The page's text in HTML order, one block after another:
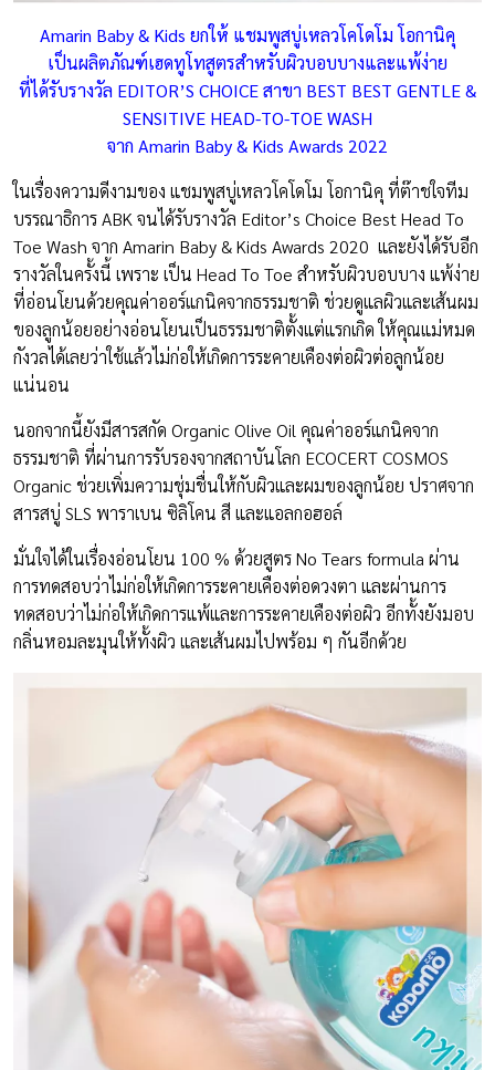
Amarin Baby & Kids ยกให้ แชมพูสบู่เหลวโคโดโม โอกานิคุ
เป็นผลิตภัณฑ์เฮดทูโทสูตรสำหรับผิวบอบบางและแพ้ง่าย
ที่ได้รับรางวัล EDITOR’S CHOICE สาขา BEST BEST GENTLE &
SENSITIVE HEAD-TO-TOE WASH
จาก Amarin Baby & Kids Awards 2022
ในเรื่องความดีงามของ แชมพูสบู่เหลวโคโดโม โอกานิคุ ที่ต๊าชใจทีม
บรรณาธิการ ABK จนได้รับรางวัล Editor’s Choice Best Head To
Toe Wash จาก Amarin Baby & Kids Awards 2020 และยังได้รับอีก
รางวัลในครั้งนี้ เพราะ เป็น Head To Toe สำหรับผิวบอบบาง แพ้ง่าย
ที่อ่อนโยนด้วยคุณค่าออร์แกนิคจากธรรมชาติ ช่วยดูแลผิวและเส้นผม
ของลูกน้อยอย่างอ่อนโยนเป็นธรรมชาติตั้งแต่แรกเกิด ให้คุณแม่หมด
กังวลได้เลยว่าใช้แล้วไม่ก่อให้เกิดการระคายเคืองต่อผิวต่อลูกน้อย
แน่นอน
นอกจากนี้ยังมีสารสกัด Organic Olive Oil คุณค่าออร์แกนิคจาก
ธรรมชาติ ที่ผ่านการรับรองจากสถาบันโลก ECOCERT COSMOS
Organic ช่วยเพิ่มความชุ่มชื่นให้กับผิวและผมของลูกน้อย ปราศจาก
สารสบู่ SLS พาราเบน ซิลิโคน สี และแอลกอฮอล์
มั่นใจได้ในเรื่องอ่อนโยน 100 % ด้วยสูตร No Tears formula ผ่าน
การทดสอบว่าไม่ก่อให้เกิดการระคายเคืองต่อดวงตา และผ่านการ
ทดสอบว่าไม่ก่อให้เกิดการแพ้และการระคายเคืองต่อผิว อีกทั้งยังมอบ
กลิ่นหอมละมุนให้ทั้งผิว และเส้นผมไปพร้อม ๆ กันอีกด้วย